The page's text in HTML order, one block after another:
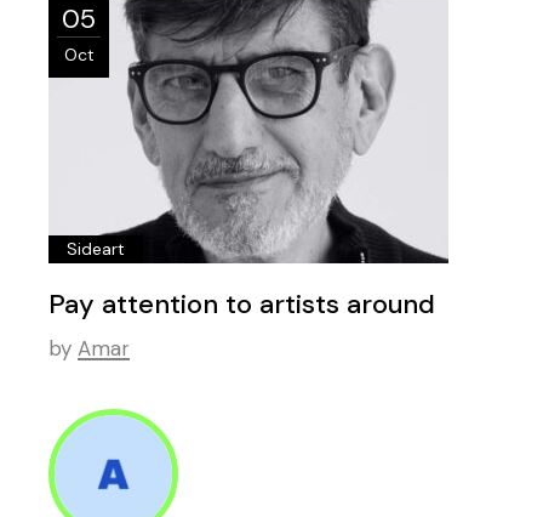
05
Oct
Sideart
Pay attention to artists around
by Amar